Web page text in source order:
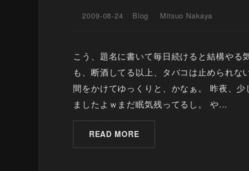
2009-08-24 Blog Mitsuo Nakaya
こう、題名に書いて毎日続けると結構や
も、断酒してる以上、タバコは止められ
間をかけてゆっくりと、かなぁ。 昨夜、
ましたよｗまだ眠気残ってるし。 や...
READ MORE